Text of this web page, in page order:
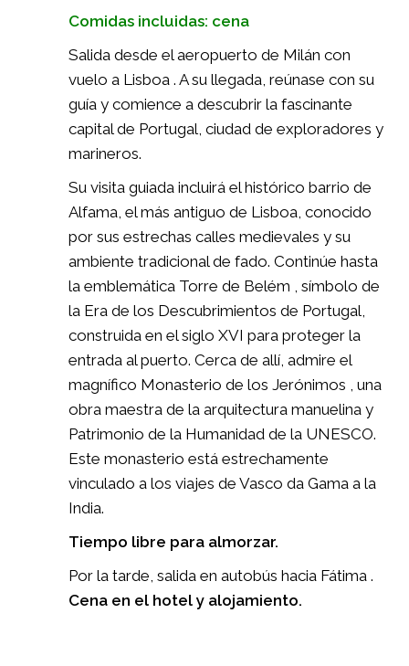
Comidas incluidas: cena
Salida desde el aeropuerto de Milán con
vuelo a Lisboa . A su llegada, reúnase con su
guía y comience a descubrir la fascinante
capital de Portugal, ciudad de exploradores y
marineros.
Su visita guiada incluirá el histórico barrio de
Alfama, el más antiguo de Lisboa, conocido
por sus estrechas calles medievales y su
ambiente tradicional de fado. Continúe hasta
la emblemática Torre de Belém , símbolo de
la Era de los Descubrimientos de Portugal,
construida en el siglo XVI para proteger la
entrada al puerto. Cerca de allí, admire el
magnífico Monasterio de los Jerónimos , una
obra maestra de la arquitectura manuelina y
Patrimonio de la Humanidad de la UNESCO.
Este monasterio está estrechamente
vinculado a los viajes de Vasco da Gama a la
India.
Tiempo libre para almorzar.
Por la tarde, salida en autobús hacia Fátima .
Cena en el hotel y alojamiento.